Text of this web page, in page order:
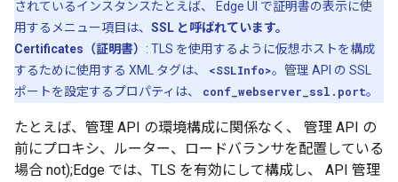
されているインスタンスたとえば、 Edge UI で証明書の表示に使
用するメニュー項目は、 SSL と呼ばれています。
Certificates（証明書） : TLS を使用するように仮想ホストを構成
するために使用する XML タグは、 <SSLInfo>。管理 API の SSL
ポートを設定するプロパティは、 conf_webserver_ssl.port。
たとえば、管理 API の環境構成に関係なく、 管理 API の
前にプロキシ、ルーター、ロードバランサを配置している
場合 not);Edge では、TLS を有効にして構成し、 API 管理